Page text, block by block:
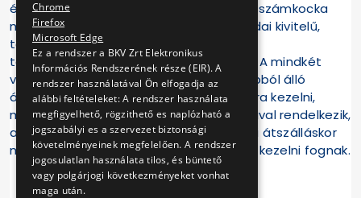
és gyűjtőjegyeket átszállás után a jegy számkocka
nélküli végén ismét kezelni kell (a nyomdai kivitelű,
tömbbe fűzött a gyűjtőjegyeket ehhez
természetesen ki kell tépni a tömbből). A mindkét
végén számkockával ellátott, egy darabból álló
átszállójegyet ilyen esetben nem kell újra kezelni,
mivel a másik végén is olyan számkockával rendelkezik,
amelyet a pótlástól függetlenül korábbi átszálláskor
már kezeltek, vagy későbbi átszálláskor kezelni fognak.
Chrome
Firefox
Microsoft Edge
Ez a rendszer a BKV Zrt Elektronikus
Információs Rendszerének része (EIR). A
rendszer használatával Ön elfogadja az
alábbi feltételeket: A rendszer használata
megfigyelhető, rögzithető es naplózható a
jogszabályi es a szervezet biztonsági
követelményeinek megfelelően. A rendszer
jogosulatlan használata tilos, és büntető
vagy polgárjogi következményeket vonhat
maga után.